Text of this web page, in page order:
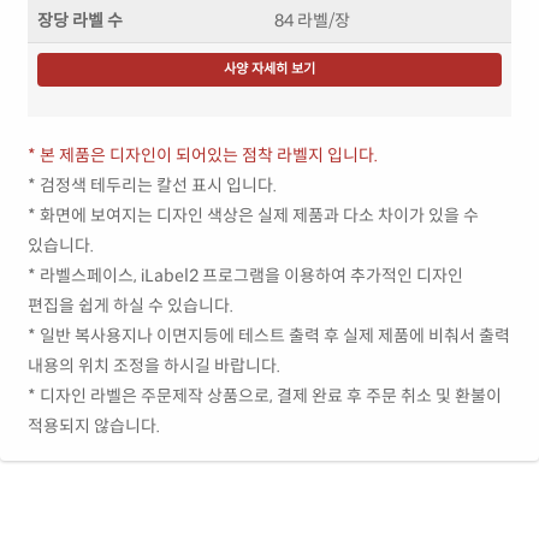
장당 라벨 수 84 라벨/장
사양 자세히 보기
* 본 제품은 디자인이 되어있는 점착 라벨지 입니다.
* 검정색 테두리는 칼선 표시 입니다.
* 화면에 보여지는 디자인 색상은 실제 제품과 다소 차이가 있을 수
있습니다.
* 라벨스페이스, iLabel2 프로그램을 이용하여 추가적인 디자인
편집을 쉽게 하실 수 있습니다.
* 일반 복사용지나 이면지등에 테스트 출력 후 실제 제품에 비춰서 출력
내용의 위치 조정을 하시길 바랍니다.
* 디자인 라벨은 주문제작 상품으로, 결제 완료 후 주문 취소 및 환불이
적용되지 않습니다.